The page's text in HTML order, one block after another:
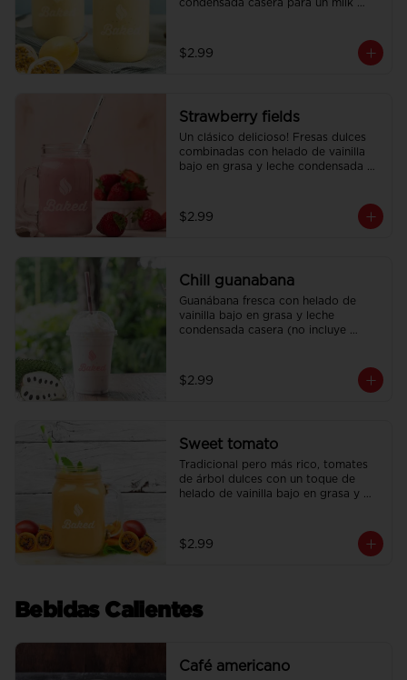
condensada casera para un milk
$2.99
Strawberry fields
Un clásico delicioso! Fresas dulces
combinadas con helado de vainilla
bajo en grasa y leche condensada
$2.99
Chill guanabana
Guanábana fresca con helado de
vainilla bajo en grasa y leche
condensada casera (no incluye
$2.99
Sweet tomato
Tradicional pero más rico, tomates
de árbol dulces con un toque de
helado de vainilla bajo en grasa y
$2.99
Bebidas Calientes
Café americano